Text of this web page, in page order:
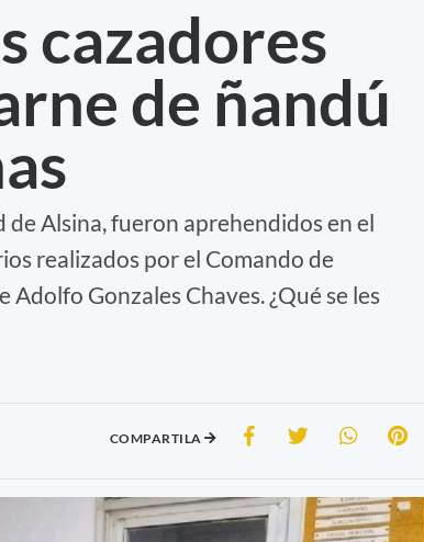
cazadores
de ñandú
Alsina, fueron aprehendidos en el
realizados por el Comando de
Gonzales Chaves. ¿Qué se les
COMPARTILA